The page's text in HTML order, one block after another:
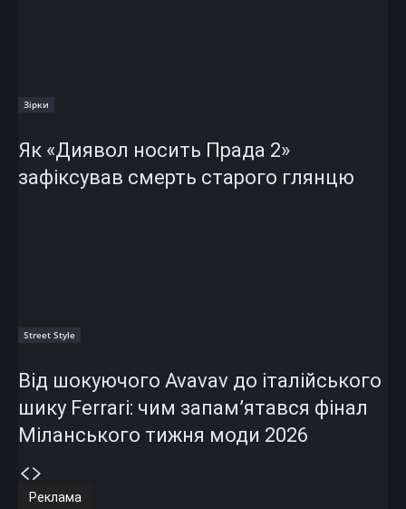
Зірки
Як «Диявол носить Прада 2»
зафіксував смерть старого глянцю
Street Style
Від шокуючого Avavav до італійського
шику Ferrari: чим запам’ятався фінал
Міланського тижня моди 2026
Реклама